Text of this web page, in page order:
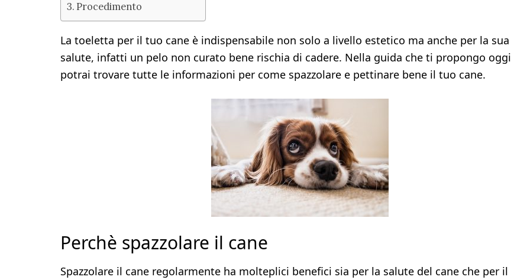
Procedimento
La toeletta per il tuo cane è indispensabile non solo a livello estetico ma anche per la sua
salute, infatti un pelo non curato bene rischia di cadere. Nella guida che ti propongo oggi
potrai trovare tutte le informazioni per come spazzolare e pettinare bene il tuo cane.
Perchè spazzolare il cane
Spazzolare il cane regolarmente ha molteplici benefici sia per la salute del cane che per il